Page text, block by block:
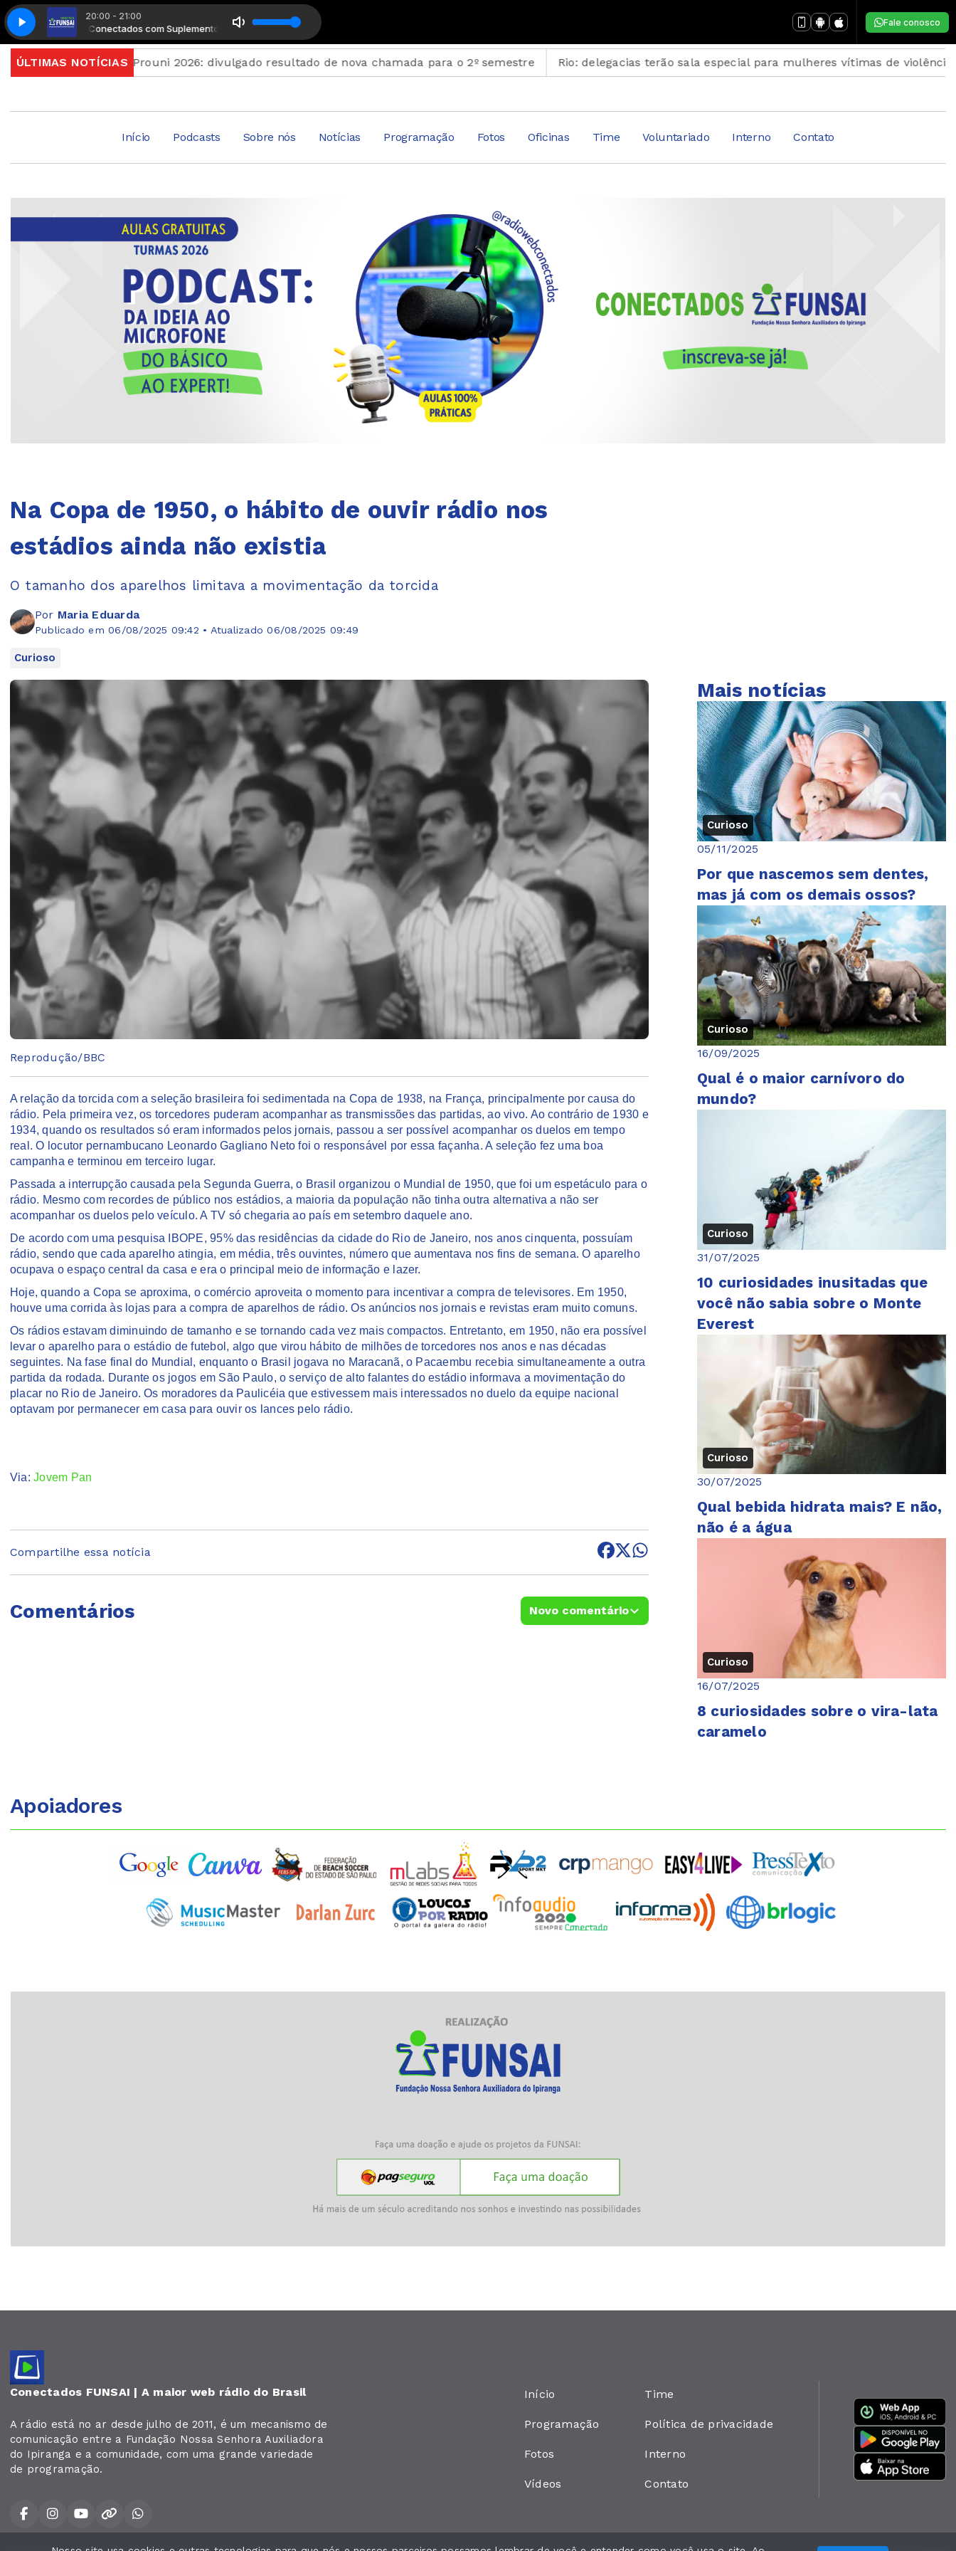
20:00 - 21:00
Radio Conectados com Suplemento MusicalRadio Conectados com Suplemento Musical
Fale conosco
ÚLTIMAS NOTÍCIAS
quinta Prouni 2026: divulgado resultado de nova chamada para o 2º semestre Rio: delegacias terão sala especial para mulheres vítimas de violência
Início Podcasts Sobre nós Notícias Programação Fotos Oficinas Time Voluntariado Interno Contato
Na Copa de 1950, o hábito de ouvir rádio nos
estádios ainda não existia
O tamanho dos aparelhos limitava a movimentação da torcida
Por Maria Eduarda
Publicado em 06/08/2025 09:42 • Atualizado 06/08/2025 09:49
Curioso
Reprodução/BBC
A relação da torcida com a seleção brasileira foi sedimentada na Copa de 1938, na França, principalmente por causa do
rádio. Pela primeira vez, os torcedores puderam acompanhar as transmissões das partidas, ao vivo. Ao contrário de 1930 e
1934, quando os resultados só eram informados pelos jornais, passou a ser possível acompanhar os duelos em tempo
real. O locutor pernambucano Leonardo Gagliano Neto foi o responsável por essa façanha. A seleção fez uma boa
campanha e terminou em terceiro lugar.
Passada a interrupção causada pela Segunda Guerra, o Brasil organizou o Mundial de 1950, que foi um espetáculo para o
rádio. Mesmo com recordes de público nos estádios, a maioria da população não tinha outra alternativa a não ser
acompanhar os duelos pelo veículo. A TV só chegaria ao país em setembro daquele ano.
De acordo com uma pesquisa IBOPE, 95% das residências da cidade do Rio de Janeiro, nos anos cinquenta, possuíam
rádio, sendo que cada aparelho atingia, em média, três ouvintes, número que aumentava nos fins de semana. O aparelho
ocupava o espaço central da casa e era o principal meio de informação e lazer.
Hoje, quando a Copa se aproxima, o comércio aproveita o momento para incentivar a compra de televisores. Em 1950,
houve uma corrida às lojas para a compra de aparelhos de rádio. Os anúncios nos jornais e revistas eram muito comuns.
Os rádios estavam diminuindo de tamanho e se tornando cada vez mais compactos. Entretanto, em 1950, não era possível
levar o aparelho para o estádio de futebol, algo que virou hábito de milhões de torcedores nos anos e nas décadas
seguintes. Na fase final do Mundial, enquanto o Brasil jogava no Maracanã, o Pacaembu recebia simultaneamente a outra
partida da rodada. Durante os jogos em São Paulo, o serviço de alto falantes do estádio informava a movimentação do
placar no Rio de Janeiro. Os moradores da Paulicéia que estivessem mais interessados no duelo da equipe nacional
optavam por permanecer em casa para ouvir os lances pelo rádio.
Via:Jovem Pan
Compartilhe essa notícia
Comentários Novo comentário
Mais notícias
Curioso
05/11/2025
Por que nascemos sem dentes,
mas já com os demais ossos?
Curioso
16/09/2025
Qual é o maior carnívoro do
mundo?
Curioso
31/07/2025
10 curiosidades inusitadas que
você não sabia sobre o Monte
Everest
Curioso
30/07/2025
Qual bebida hidrata mais? E não,
não é a água
Curioso
16/07/2025
8 curiosidades sobre o vira-lata
caramelo
Apoiadores
Conectados FUNSAI | A maior web rádio do Brasil
A rádio está no ar desde julho de 2011, é um mecanismo de
comunicação entre a Fundação Nossa Senhora Auxiliadora
do Ipiranga e a comunidade, com uma grande variedade
de programação.
Início
Programação
Fotos
Vídeos
Time
Política de privacidade
Interno
Contato